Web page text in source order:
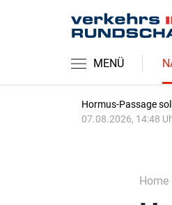
MENÜ
Hormus-Passage
07.08.2026, 14:48
Home